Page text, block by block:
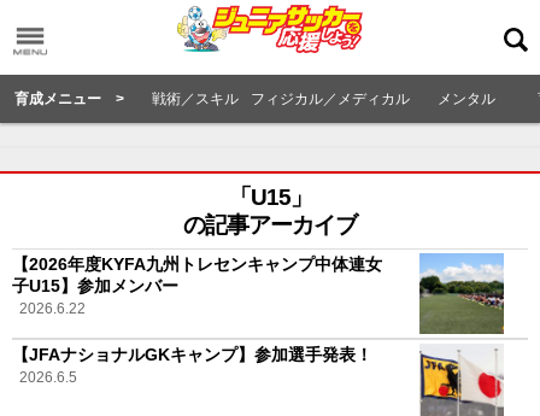
育成メニュー > 戦術／スキル フィジカル／メディカル メンタル
「U15」
の記事アーカイブ
【2026年度KYFA九州トレセンキャンプ中体連女
子U15】参加メンバー
2026.6.22
【JFAナショナルGKキャンプ】参加選手発表！
2026.6.5